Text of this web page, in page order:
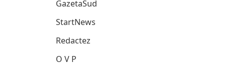
GazetaSud
StartNews
Redactez
O V P